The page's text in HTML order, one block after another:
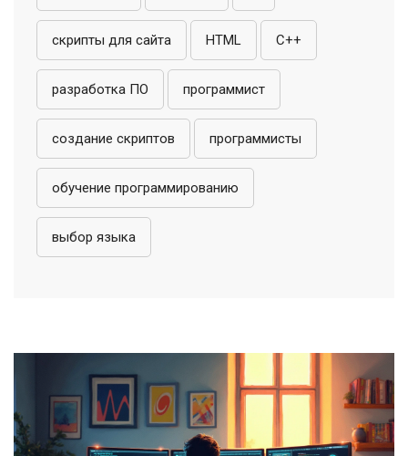
скрипты для сайта HTML C++
разработка ПО программист
создание скриптов программисты
обучение программированию
выбор языка